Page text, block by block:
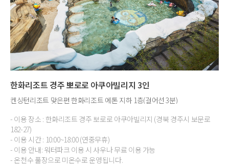
한화리조트 경주 뽀로로 아쿠아빌리지 3인
켄싱턴리조트 맞은편 한화리조트 에톤 지하 1층(걸어선 3분)
- 이용 장소 : 한화리조트 경주 뽀로로 아쿠아빌리지 (경북 경주시 보문로
182-27)
- 이용 시간 : 10:00~18:00 (연중무휴)
- 이용 안내: 워터파크 이용 시 사우나 무료 이용 가능
- 온천수 풀장으로 미온수로 운영됩니다.